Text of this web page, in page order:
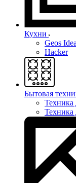
Кухни
Geos
Hacker
Бытовая
Техника
Техника